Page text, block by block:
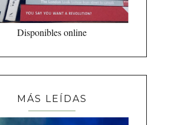
Disponibles online
MÁS LEÍDAS